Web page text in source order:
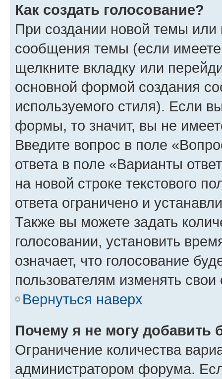
Как создать голосование?
При создании новой темы или
сообщения темы (если
щелкните вкладку или
основной формой создания
используемого стиля). Если
формы, то значит, вы не
Введите вопрос в поле
ответа в поле «Варианты
на новой строке текстового
ответа ограничено и
Также вы можете задать
голосовании, установить
означает, что голосование
пользователям изменять свои
Вернуться наверх
Почему я не могу добавить
Ограничение количества
администратором форума.